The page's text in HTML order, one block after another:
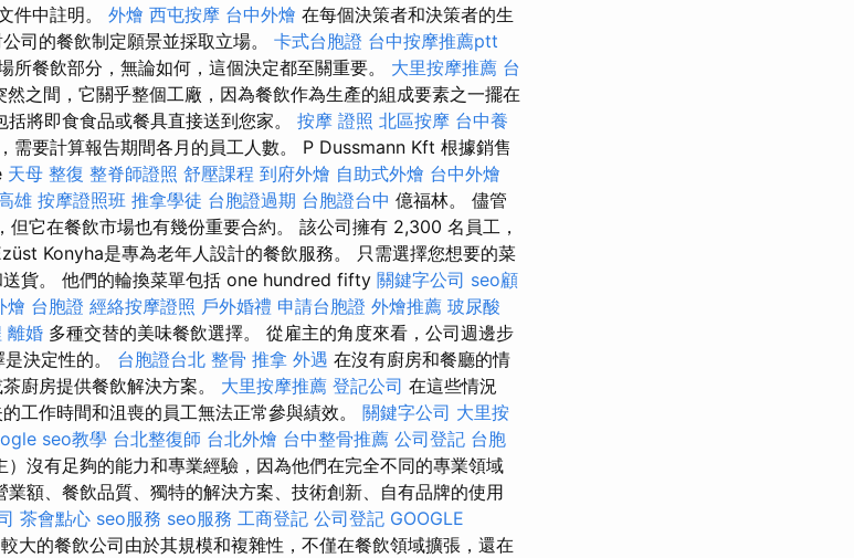
件中註明。 外燴 西屯按摩 台中外燴 在每個決策者和決策者的生
司的餐飲制定願景並採取立場。 卡式台胞證 台中按摩推薦ptt
所餐飲部分，無論如何，這個決定都至關重要。 大里按摩推薦 台
然之間，它關乎整個工廠，因為餐飲作為生產的組成要素之一擺在
將即食食品或餐具直接送到您家。 按摩 證照 北區按摩 台中養
需要計算報告期間各月的員工人數。 P Dussmann Kft 根據銷售
天母 整復 整脊師證照 舒壓課程 到府外燴 自助式外燴 台中外燴
雄 按摩證照班 推拿學徒 台胞證過期 台胞證台中 億福林。 儘管
它在餐飲市場也有幾份重要合約。 該公司擁有 2,300 名員工，
Konyha是專為老年人設計的餐飲服務。 只需選擇您想要的菜
貨。 他們的輪換菜單包括 one hundred fifty 關鍵字公司 seo顧
燴 台胞證 經絡按摩證照 戶外婚禮 申請台胞證 外燴推薦 玻尿酸
離婚 多種交替的美味餐飲選擇。 從雇主的角度來看，公司週邊步
決定性的。 台胞證台北 整骨 推拿 外遇 在沒有廚房和餐廳的情
廚房提供餐飲解決方案。 大里按摩推薦 登記公司 在這些情況
工作時間和沮喪的員工無法正常參與績效。 關鍵字公司 大里按
seo教學 台北整復師 台北外燴 台中整骨推薦 公司登記 台胞
沒有足夠的能力和專業經驗，因為他們在完全不同的專業領域
額、餐飲品質、獨特的解決方案、技術創新、自有品牌的使用
茶會點心 seo服務 seo服務 工商登記 公司登記 GOOGLE
較大的餐飲公司由於其規模和複雜性，不僅在餐飲領域擴張，還在